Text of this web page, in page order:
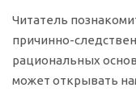
Читатель
причинно-
рациональных
может открывать